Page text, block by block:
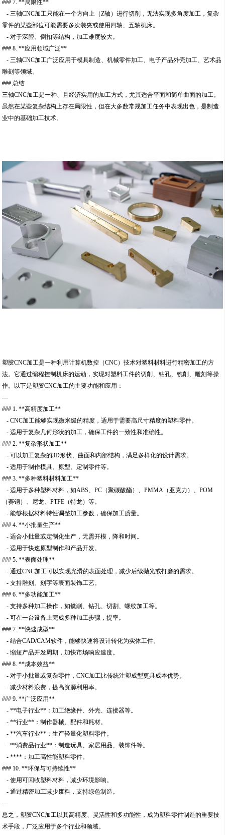
### 7. **局限性**
- 三轴CNC加工只能在一个方向上（Z轴）进行切削，无法实现多角度加工，复杂
零件的某些部位可能需要多次装夹或使用四轴、五轴机床。
- 对于深腔、倒扣等结构，加工难度较大。
### 8. **应用领域广泛**
- 三轴CNC加工广泛应用于模具制造、机械零件加工、电子产品外壳加工、艺术品
雕刻等领域。
### 总结
三轴CNC加工是一种、且经济实用的加工方式，尤其适合平面和简单曲面的加工。
虽然在某些复杂结构上存在局限性，但在大多数常规加工任务中表现出色，是制造
业中的基础加工技术。
塑胶CNC加工是一种利用计算机数控（CNC）技术对塑料材料进行精密加工的方
法。它通过编程控制机床的运动，实现对塑料工件的切削、钻孔、铣削、雕刻等操
作。以下是塑胶CNC加工的主要功能和应用：
---
### 1. **高精度加工**
- CNC加工能够实现微米级的精度，适用于需要高尺寸精度的塑料零件。
- 适用于复杂几何形状的加工，确保工件的一致性和准确性。
### 2. **复杂形状加工**
- 可以加工复杂的3D形状、曲面和内部结构，满足多样化的设计需求。
- 适用于制作模具、原型、定制零件等。
### 3. **多种塑料材料加工**
- 适用于多种塑料材料，如ABS、PC（聚碳酸酯）、PMMA（亚克力）、POM
（赛钢）、尼龙、PTFE（特龙）等。
- 能够根据材料特性调整加工参数，确保加工质量。
### 4. **小批量生产**
- 适合小批量或定制化生产，无需开模，降和时间。
- 适用于快速原型制作和产品开发。
### 5. **表面处理**
- 通过CNC加工可以实现光滑的表面处理，减少后续抛光或打磨的需求。
- 支持雕刻、刻字等表面装饰工艺。
### 6. **多功能加工**
- 支持多种加工操作，如铣削、钻孔、切割、螺纹加工等。
- 可在一台设备上完成多种加工步骤，提率。
### 7. **快速成型**
- 结合CAD/CAM软件，能够快速将设计转化为实体工件。
- 缩短产品开发周期，加快市场响应速度。
### 8. **成本效益**
- 对于小批量或复杂零件，CNC加工比传统注塑成型更具成本优势。
- 减少材料浪费，提高资源利用率。
### 9. **广泛应用**
- **电子行业**：加工绝缘件、外壳、连接器等。
- **行业**：制作器械、配件和耗材。
- **汽车行业**：生产轻量化塑料零件。
- **消费品行业**：制造玩具、家居用品、装饰件等。
- ****：加工高性能塑料零件。
### 10. **环保与可持续性**
- 使用可回收塑料材料，减少环境影响。
- 通过精密加工减少废料，支持绿色制造。
---
总之，塑胶CNC加工以其高精度、灵活性和多功能性，成为塑料零件制造的重要技
术手段，广泛应用于多个行业和领域。